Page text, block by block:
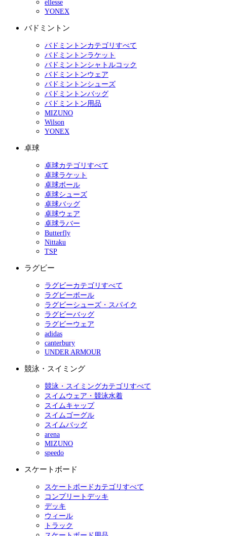
ellesse
YONEX
バドミントン
バドミントンカテゴリすべて
バドミントンラケット
バドミントンシャトルコック
バドミントンウェア
バドミントンシューズ
バドミントンバッグ
バドミントン用品
MIZUNO
Wilson
YONEX
卓球
卓球カテゴリすべて
卓球ラケット
卓球ボール
卓球シューズ
卓球バッグ
卓球ウェア
卓球ラバー
Butterfly
Nittaku
TSP
ラグビー
ラグビーカテゴリすべて
ラグビーボール
ラグビーシューズ・スパイク
ラグビーバッグ
ラグビーウェア
adidas
canterbury
UNDER ARMOUR
競泳・スイミング
競泳・スイミングカテゴリすべて
スイムウェア・競泳水着
スイムキャップ
スイムゴーグル
スイムバッグ
arena
MIZUNO
speedo
スケートボード
スケートボードカテゴリすべて
コンプリートデッキ
デッキ
ウィール
トラック